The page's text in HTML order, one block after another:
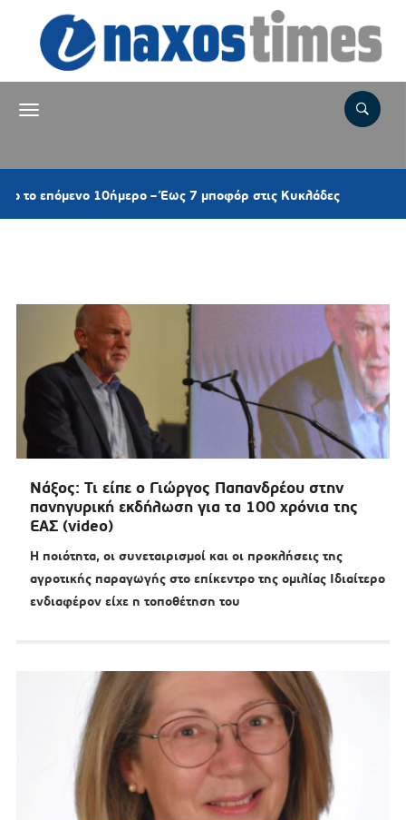
– Έως 7 μποφόρ στις Κυκλάδες 9 ώρες πριν
Νάξος: Τι είπε ο Γιώργος Παπανδρέου στην
πανηγυρική εκδήλωση για τα 100 χρόνια της
ΕΑΣ (video)
Η ποιότητα, οι συνεταιρισμοί και οι προκλήσεις της
αγροτικής παραγωγής στο επίκεντρο της ομιλίας Ιδιαίτερο
ενδιαφέρον είχε η τοποθέτηση του